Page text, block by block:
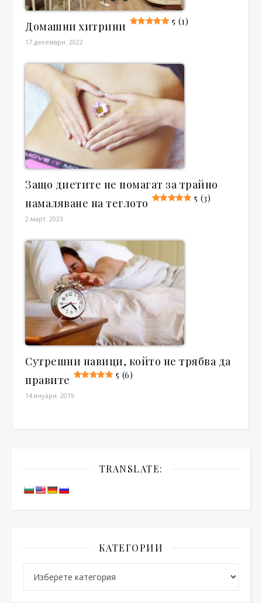
Домашни хитрини 5 (1)
17.декември. 2022
Защо диетите не помагат за трайно
намаляване на теглото
5 (3)
2.март. 2023
Сутрешни навици, който не трябва да
правите
5 (6)
14.януари. 2019
TRANSLATE:
КАТЕГОРИИ